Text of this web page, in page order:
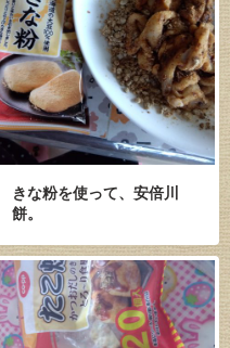
きな粉を使って、安倍川
餅。